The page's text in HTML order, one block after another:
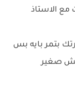
مع الاستاذ
بتمر بايه بس
مش صغير